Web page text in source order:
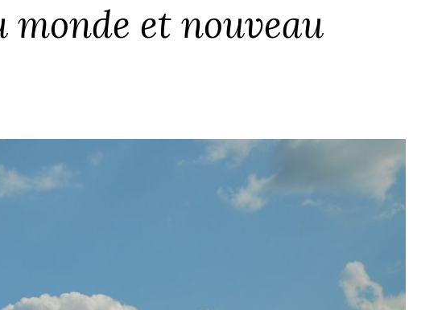
monde et nouveau